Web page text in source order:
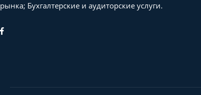
рынка; Бухгалтерские и аудиторские услуги.